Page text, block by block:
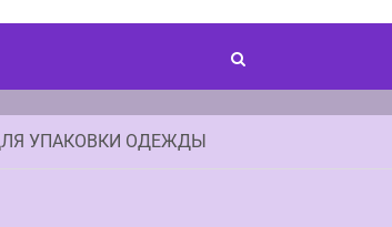
УПАКОВКИ ОДЕЖДЫ